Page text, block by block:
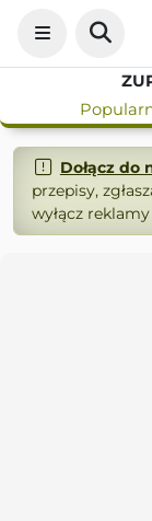
Dołącz do
przepisy,
wyłącz reklamy